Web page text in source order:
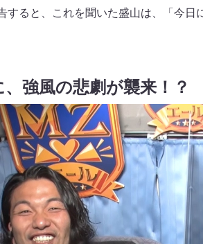
すると、これを聞いた盛山は、「今
強風の悲劇が襲来！？